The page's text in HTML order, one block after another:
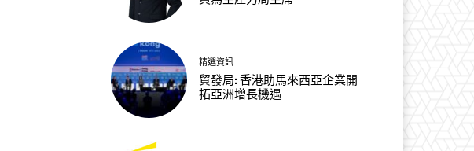
精選資訊
貿發局: 香港助馬來西亞企業開
拓亞洲增長機遇